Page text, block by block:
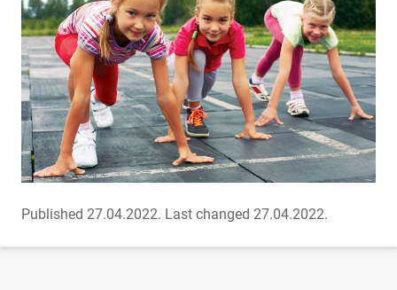
Published 27.04.2022. Last changed 27.04.2022.